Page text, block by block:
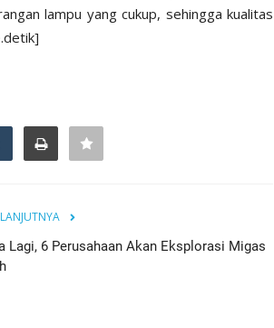
lampu yang cukup, sehingga kualitas
Lagi, 6 Perusahaan Akan Eksplorasi Migas